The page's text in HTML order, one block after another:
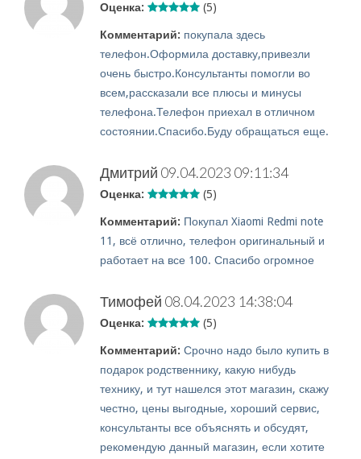
Оценка: (5)
Комментарий: покупала здесь
телефон.Оформила доставку,привезли
очень быстро.Консультанты помогли во
всем,рассказали все плюсы и минусы
телефона.Телефон приехал в отличном
состоянии.Спасибо.Буду обращаться еще.
Дмитрий 09.04.2023 09:11:34
Оценка: (5)
Комментарий: Покупал Xiaomi Redmi note
11, всё отлично, телефон оригинальный и
работает на все 100. Спасибо огромное
Тимофей 08.04.2023 14:38:04
Оценка: (5)
Комментарий: Срочно надо было купить в
подарок родственнику, какую нибудь
технику, и тут нашелся этот магазин, скажу
честно, цены выгодные, хороший сервис,
консультанты все объяснять и обсудят,
рекомендую данный магазин, если хотите